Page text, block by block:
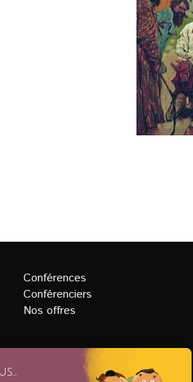
Conférences
Conférenciers
Nos offres